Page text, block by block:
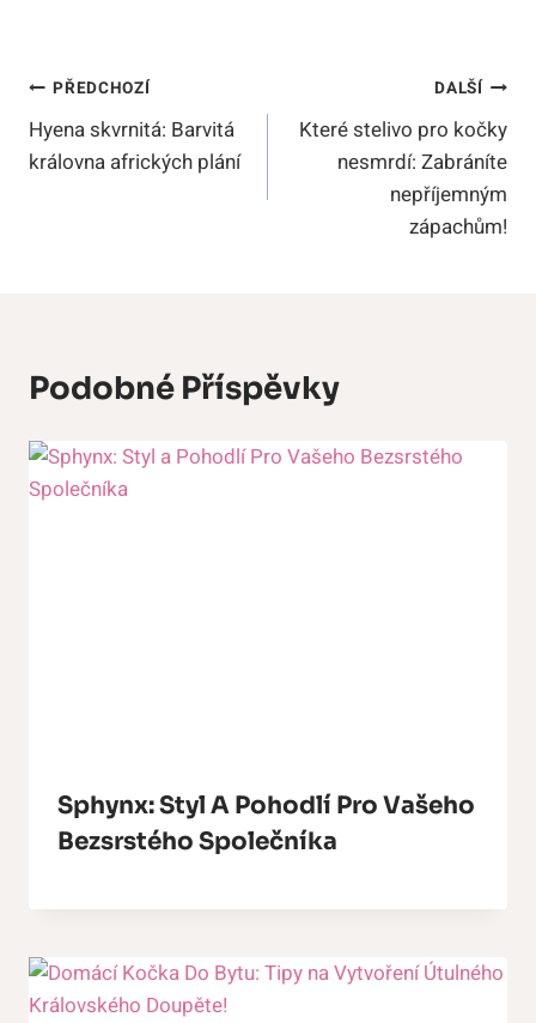
Navigace
Pro
Příspěvek
PŘEDCHOZÍ
Hyena skvrnitá: Barvitá
královna afrických plání
DALŠÍ
Které stelivo pro kočky
nesmrdí: Zabráníte
nepříjemným
zápachům!
Podobné Příspěvky
Sphynx: Styl A Pohodlí Pro Vašeho
Bezsrstého Společníka